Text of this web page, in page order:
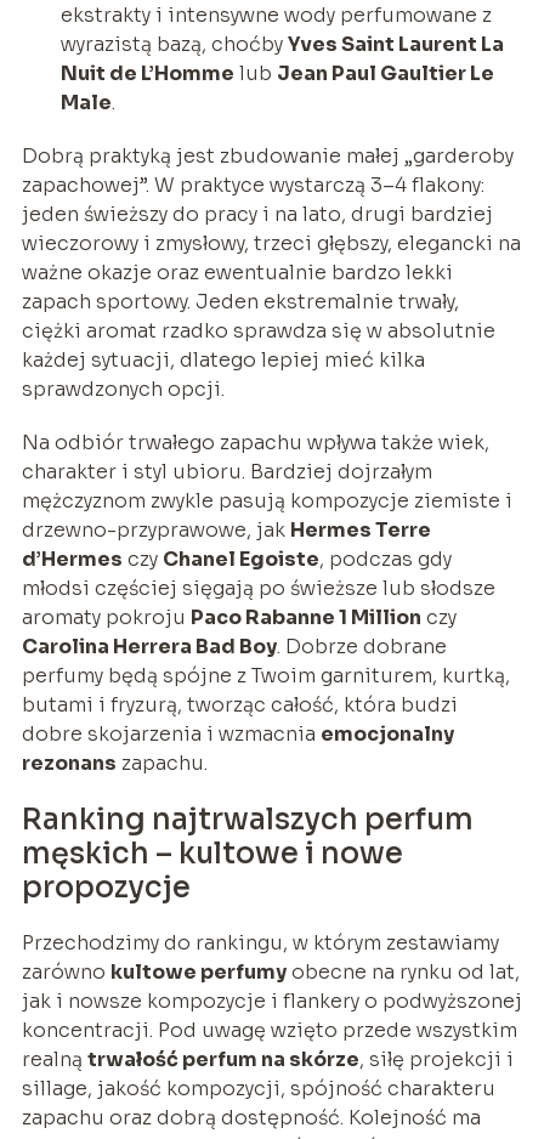
ekstrakty i intensywne wody perfumowane z
wyrazistą bazą, choćbyYves Saint Laurent La
Nuit de L’Homme lub Jean Paul Gaultier Le
Male.
Dobrą praktyką jest zbudowanie małej „garderoby
zapachowej”. W praktyce wystarczą 3–4 flakony:
jeden świeższy do pracy i na lato, drugi bardziej
wieczorowy i zmysłowy, trzeci głębszy, elegancki na
ważne okazje oraz ewentualnie bardzo lekki
zapach sportowy. Jeden ekstremalnie trwały,
ciężki aromat rzadko sprawdza się w absolutnie
każdej sytuacji, dlatego lepiej mieć kilka
sprawdzonych opcji.
Na odbiór trwałego zapachu wpływa także wiek,
charakter i styl ubioru. Bardziej dojrzałym
mężczyznom zwykle pasują kompozycje ziemiste i
drzewno-przyprawowe, jak Hermes Terre
d’Hermes czy Chanel Egoiste, podczas gdy
młodsi częściej sięgają po świeższe lub słodsze
aromaty pokroju Paco Rabanne 1 Million czy
Carolina Herrera Bad Boy. Dobrze dobrane
perfumy będą spójne z Twoim garniturem, kurtką,
butami i fryzurą, tworząc całość, która budzi
dobre skojarzenia i wzmacnia emocjonalny
rezonans zapachu.
Ranking najtrwalszych perfum
męskich – kultowe i nowe
propozycje
Przechodzimy do rankingu, w którym zestawiamy
zarówno kultowe perfumyobecne na rynku od lat,
jak i nowsze kompozycje i flankery o podwyższonej
koncentracji. Pod uwagę wzięto przede wszystkim
realną trwałość perfum na skórze, siłę projekcji i
sillage, jakość kompozycji, spójność charakteru
zapachu oraz dobrą dostępność. Kolejność ma